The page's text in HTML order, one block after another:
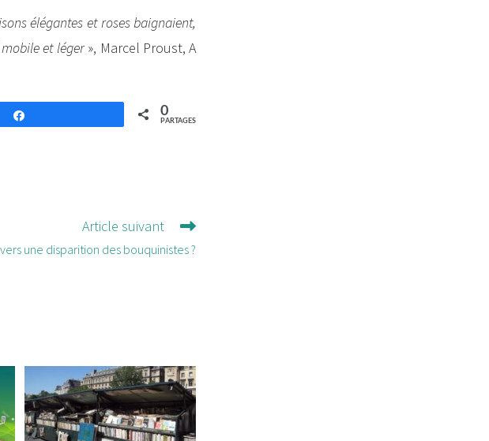
élégantes et roses baignaient,
et léger», Marcel Proust, A
0
PARTAGES
Article suivant
une disparition des bouquinistes ?